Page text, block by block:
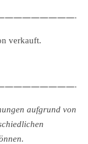
verkauft.
aufgrund von